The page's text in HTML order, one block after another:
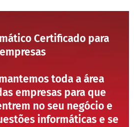
Certificado para
empresas
toda a área
empresas para que
no seu negócio e
informáticas e se